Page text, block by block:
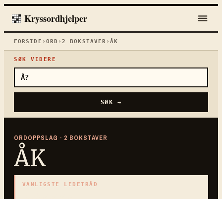
Kryssordhjelper
FORSIDE › ORD ›2 BOKSTAVER ›ÅK
SØK VIDERE
SØK →
ORDOPPSLAG · 2 BOKSTAVER
ÅK
VANLIGSTE LEDETRÅD